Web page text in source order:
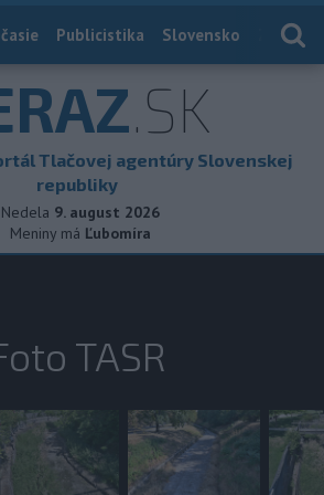
Publicistika Slovensko
.SK
Tlačovej agentúry Slovenskej
republiky
Nedela 9. august 2026
Meniny má Ľubomíra
TASR